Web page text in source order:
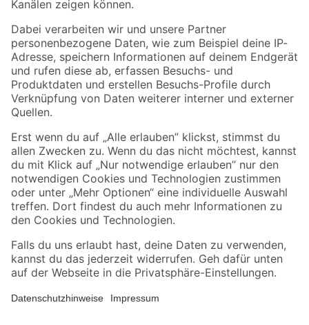
Folge uns
Zahlungsarten Versandarten
Sicher einkaufen
Jetzt die toom-App herunterladen
Alle Preisangaben in EUR inkl. gesetzl. MwSt.. Die dargestellten Angebote sind unter
Umständen nicht in allen Märkten verfügbar. Die angegebenen Verfügbarkeiten beziehen
Produkte nur solange der Vorrat reicht.
*Paketversand ab 59 € versandkostenfrei, gilt nicht für Artikel mit Speditionsversand, hier